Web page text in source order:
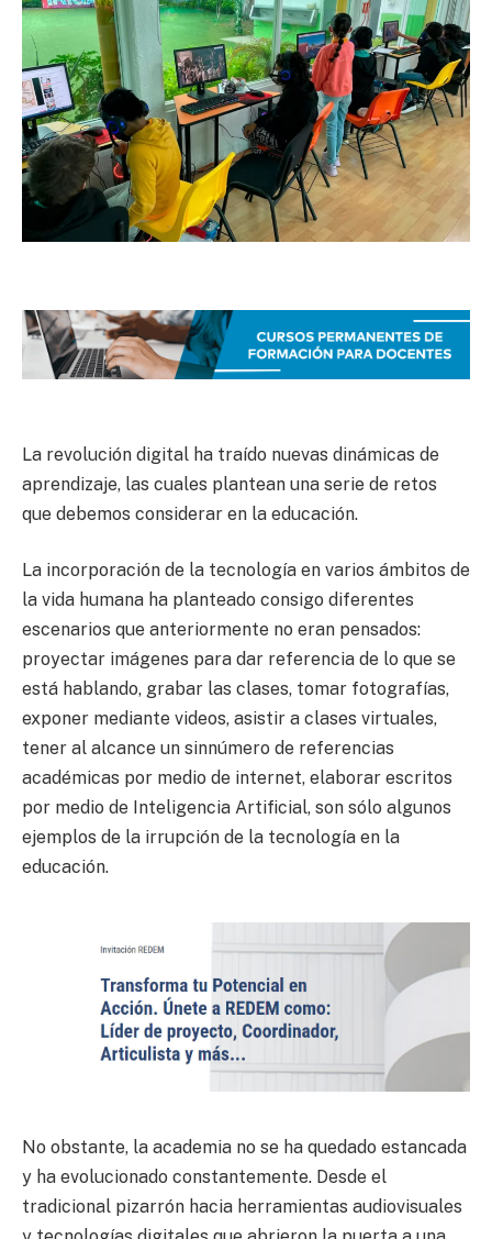
La revolución digital ha traído nuevas dinámicas de
aprendizaje, las cuales plantean una serie de retos
que debemos considerar en la educación.
La incorporación de la tecnología en varios ámbitos de
la vida humana ha planteado consigo diferentes
escenarios que anteriormente no eran pensados:
proyectar imágenes para dar referencia de lo que se
está hablando, grabar las clases, tomar fotografías,
exponer mediante videos, asistir a clases virtuales,
tener al alcance un sinnúmero de referencias
académicas por medio de internet, elaborar escritos
por medio de Inteligencia Artificial, son sólo algunos
ejemplos de la irrupción de la tecnología en la
educación.
No obstante, la academia no se ha quedado estancada
y ha evolucionado constantemente. Desde el
tradicional pizarrón hacia herramientas audiovisuales